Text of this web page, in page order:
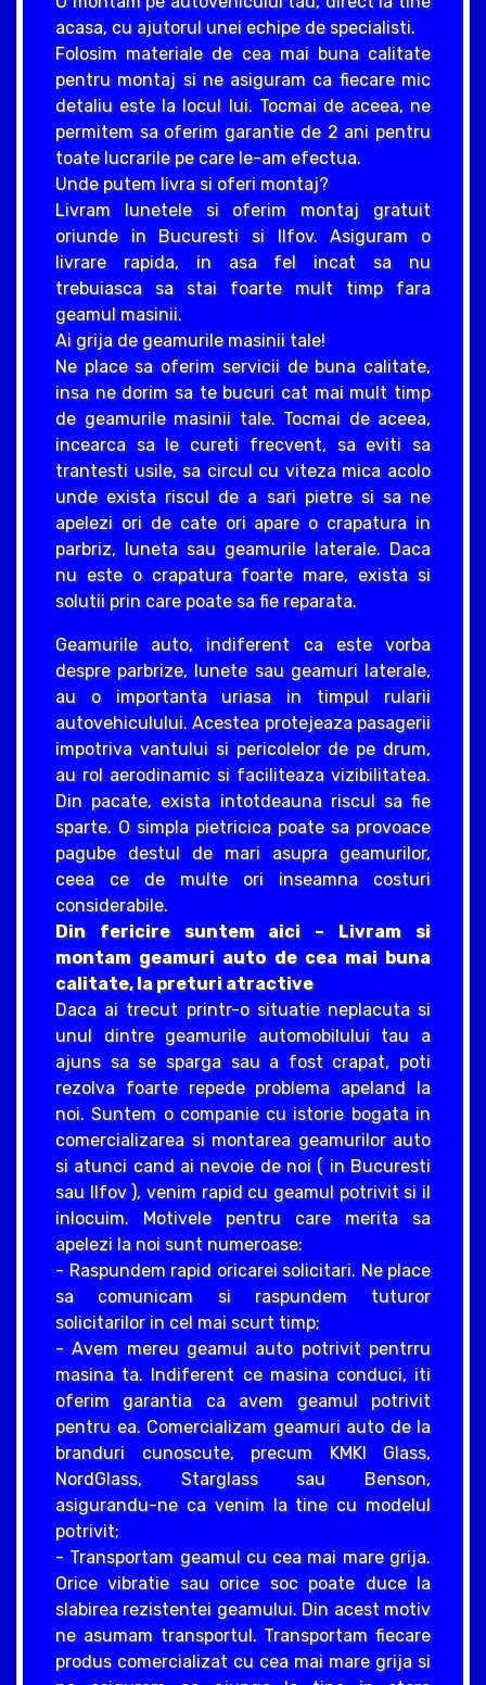
acasa, cu ajutorul unei echipe de specialisti.
Folosim materiale de cea mai buna calitate
pentru montaj si ne asiguram ca fiecare mic
detaliu este la locul lui. Tocmai de aceea, ne
permitem sa oferim garantie de 2 ani pentru
toate lucrarile pe care le-am efectua.
Unde putem livra si oferi montaj?
Livram lunetele si oferim montaj gratuit
oriunde in Bucuresti si Ilfov. Asiguram o
livrare rapida, in asa fel incat sa nu
trebuiasca sa stai foarte mult timp fara
geamul masinii.
Ai grija de geamurile masinii tale!
Ne place sa oferim servicii de buna calitate,
insa ne dorim sa te bucuri cat mai mult timp
de geamurile masinii tale. Tocmai de aceea,
incearca sa le cureti frecvent, sa eviti sa
trantesti usile, sa circul cu viteza mica acolo
unde exista riscul de a sari pietre si sa ne
apelezi ori de cate ori apare o crapatura in
parbriz, luneta sau geamurile laterale. Daca
nu este o crapatura foarte mare, exista si
solutii prin care poate sa fie reparata.
Geamurile auto, indiferent ca este vorba
despre parbrize, lunete sau geamuri laterale,
au o importanta uriasa in timpul rularii
autovehiculului. Acestea protejeaza pasagerii
impotriva vantului si pericolelor de pe drum,
au rol aerodinamic si faciliteaza vizibilitatea.
Din pacate, exista intotdeauna riscul sa fie
sparte. O simpla pietricica poate sa provoace
pagube destul de mari asupra geamurilor,
ceea ce de multe ori inseamna costuri
considerabile.
Din fericire suntem aici – Livram si
montam geamuri auto de cea mai buna
calitate, la preturi atractive
Daca ai trecut printr-o situatie neplacuta si
unul dintre geamurile automobilului tau a
ajuns sa se sparga sau a fost crapat, poti
rezolva foarte repede problema apeland la
noi. Suntem o companie cu istorie bogata in
comercializarea si montarea geamurilor auto
si atunci cand ai nevoie de noi ( in Bucuresti
sau Ilfov ), venim rapid cu geamul potrivit si il
inlocuim. Motivele pentru care merita sa
apelezi la noi sunt numeroase:
- Raspundem rapid oricarei solicitari. Ne place
sa comunicam si raspundem tuturor
solicitarilor in cel mai scurt timp;
- Avem mereu geamul auto potrivit pentrru
masina ta. Indiferent ce masina conduci, iti
oferim garantia ca avem geamul potrivit
pentru ea. Comercializam geamuri auto de la
branduri cunoscute, precum KMKI Glass,
NordGlass, Starglass sau Benson,
asigurandu-ne ca venim la tine cu modelul
potrivit;
- Transportam geamul cu cea mai mare grija.
Orice vibratie sau orice soc poate duce la
slabirea rezistentei geamului. Din acest motiv
ne asumam transportul. Transportam fiecare
produs comercializat cu cea mai mare grija si